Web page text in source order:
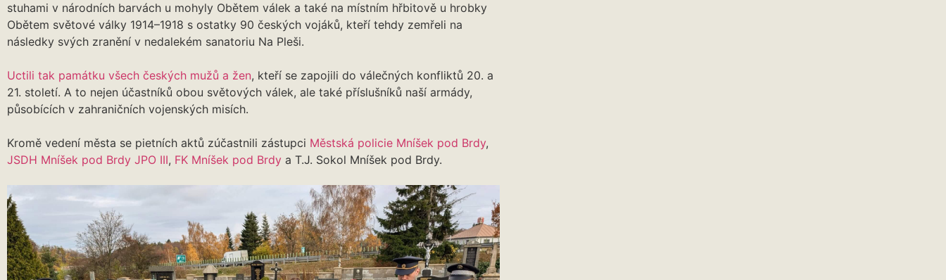
stuhami v národních barvách u mohyly Obětem válek a také na místním hřbitově u hrobky
Obětem světové války 1914–1918 s ostatky 90 českých vojáků, kteří tehdy zemřeli na
následky svých zranění v nedalekém sanatoriu Na Pleši.
Uctili tak památku všech českých mužů a žen, kteří se zapojili do válečných konfliktů 20. a
21. století. A to nejen účastníků obou světových válek, ale také příslušníků naší armády,
působících v zahraničních vojenských misích.
Kromě vedení města se pietních aktů zúčastnili zástupci Městská policie Mníšek pod Brdy,
JSDH Mníšek pod Brdy JPO III, FK Mníšek pod Brdy a T.J. Sokol Mníšek pod Brdy.